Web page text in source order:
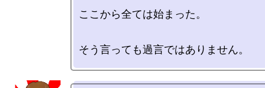
ここから全ては始まった。